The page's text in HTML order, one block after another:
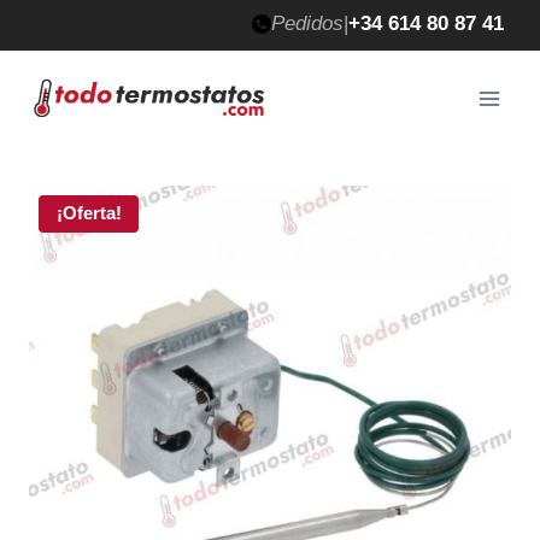
al
contenido
Pedidos|+34 614 80 87 41
¡Oferta!